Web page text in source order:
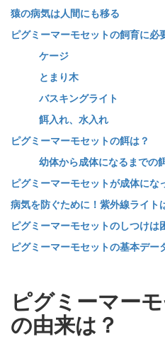
猿の病気は人間にも移る
ピグミーマーモセットの飼育に必
ケージ
とまり木
バスキングライト
餌入れ、水入れ
ピグミーマーモセットの餌は？
幼体から成体になるまでの
ピグミーマーモセットが成体にな
病気を防ぐために！紫外線ライト
ピグミーマーモセットのしつけは
ピグミーマーモセットの基本デー
ピグミーマー
の由来は？